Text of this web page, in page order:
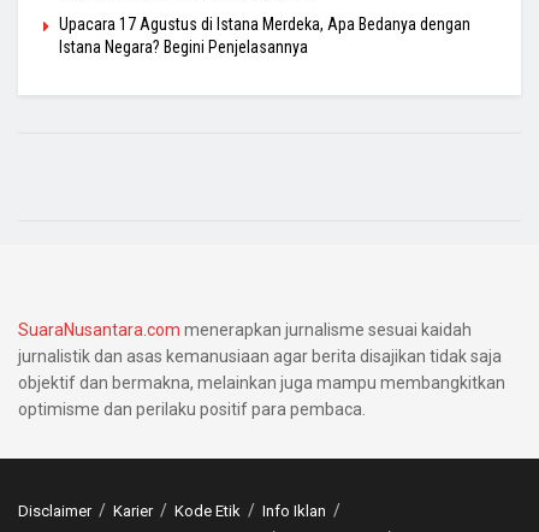
Upacara 17 Agustus di Istana Merdeka, Apa Bedanya dengan
Istana Negara? Begini Penjelasannya
SuaraNusantara.com menerapkan jurnalisme sesuai kaidah
jurnalistik dan asas kemanusiaan agar berita disajikan tidak saja
objektif dan bermakna, melainkan juga mampu membangkitkan
optimisme dan perilaku positif para pembaca.
Disclaimer Karier Kode Etik
Info Iklan